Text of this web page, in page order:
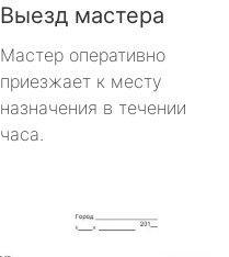
Выезд мастера
Мастер оперативно
приезжает к месту
назначения в течении
часа.